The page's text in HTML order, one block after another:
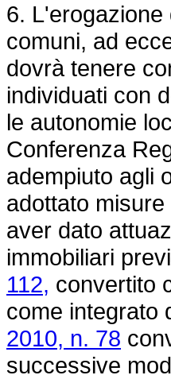
6.
comuni, ad
dovrà tenere
individuati con
le autonomie
Conferenza
adempiuto agli
adottato
aver dato
immobiliari
112, convertito
come integrato
2010, n. 78
successive